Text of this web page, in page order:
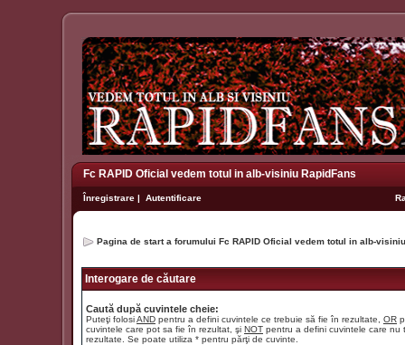
Fc RAPID Oficial vedem totul in alb-visiniu RapidFans
Înregistrare | Autentificare
Pagina de start a forumului Fc RAPID Oficial vedem totul in alb-
Interogare de căutare
Caută după cuvintele cheie:
Puteţi folosiAND pentru a defini cuvintele ce trebuie să fie în rezultate, OR
cuvintele care pot sa fie în rezultat, şi NOT pentru a defini cuvintele care nu
rezultate. Se poate utiliza * pentru părţi de cuvinte.